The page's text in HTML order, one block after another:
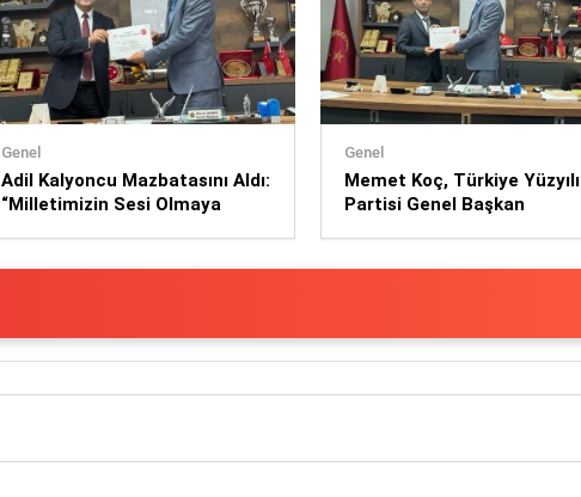
Genel
Adil Kalyoncu Mazbatasını Aldı:
“Milletimizin Sesi Olmaya
Genel
Memet Koç, Türkiye Yüzyılı
Partisi Genel Başkan